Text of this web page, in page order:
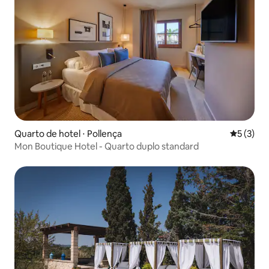
Quarto de hotel ⋅ Pollença 5 de
5 (3)
Mon Boutique Hotel - Quarto duplo standard